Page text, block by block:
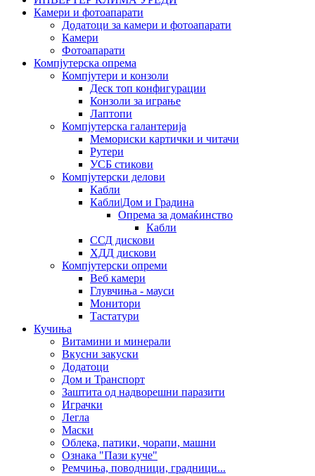
Камери и фотоапарати
Додатоци за камери и фотоапарати
Камери
Фотоапарати
Компјутерска опрема
Компјутери и конзоли
Деск топ конфигурации
Конзоли за играње
Лаптопи
Компјутерска галантерија
Мемориски картички и читачи
Рутери
УСБ стикови
Компјутерски делови
Кабли
Кабли|Дом и Градина
Опрема за домаќинство
Кабли
ССД дискови
ХДД дискови
Компјутерски опреми
Веб камери
Глувчиња - мауси
Монитори
Тастатури
Кучиња
Витамини и минерали
Вкусни закуски
Додатоци
Дом и Транспорт
Заштита од надворешни паразити
Играчки
Легла
Маски
Облека, патики, чорапи, машни
Ознака "Пази куче"
Ремчиња, поводници, градници...